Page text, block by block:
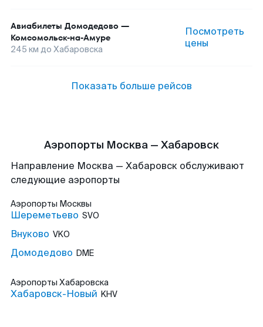
Авиабилеты Домодедово —
Комсомольск-на-Амуре
245 км до Хабаровска
Посмотреть
цены
Показать больше рейсов
Аэропорты Москва — Хабаровск
Направление Москва — Хабаровск обслуживают
следующие аэропорты
Аэропорты Москвы
Шереметьево SVO
Внуково VKO
Домодедово DME
Аэропорты Хабаровска
Хабаровск-Новый KHV